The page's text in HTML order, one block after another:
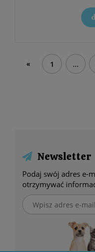
« 1 ...
Newsletter
Podaj swój adres e-
otrzymywać